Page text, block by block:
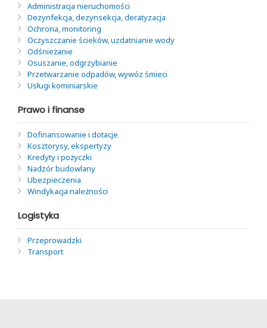
Administracja nieruchomości
Dezynfekcja, dezynsekcja, deratyzacja
Ochrona, monitoring
Oczyszczanie ścieków, uzdatnianie wody
Odśnieżanie
Osuszanie, odgrzybianie
Przetwarzanie odpadów, wywóz śmieci
Usługi kominiarskie
Prawo i finanse
Dofinansowanie i dotacje
Kosztorysy, ekspertyzy
Kredyty i pożyczki
Nadzór budowlany
Ubezpieczenia
Windykacja należności
Logistyka
Przeprowadzki
Transport